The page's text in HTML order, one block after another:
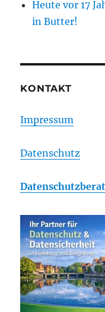
Heute vor 17
in Butter!
KONTAKT
Impressum
Datenschutz